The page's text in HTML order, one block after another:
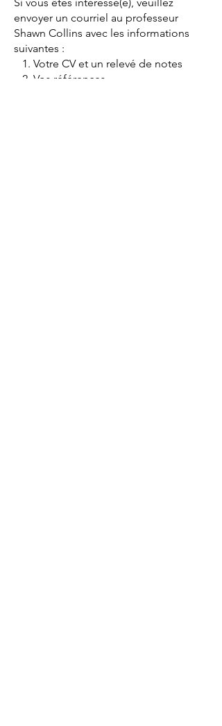
envoyer un courriel au professeur
Shawn Collins avec les informations
suivantes :
1. Votre CV et un relevé de notes
2. Vos références